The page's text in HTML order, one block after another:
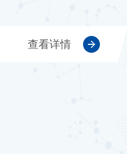
机、净菜涡流清洗机、风干
烧鸡油炸机、网带式滤油
身定制(实际勘察厂房等工
查看详情